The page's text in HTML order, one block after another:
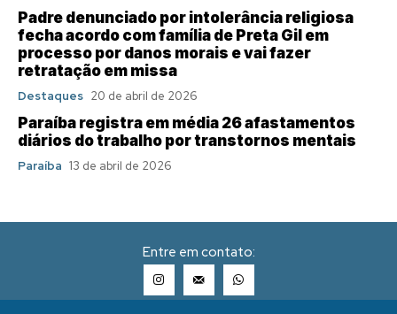
Padre denunciado por intolerância religiosa
fecha acordo com família de Preta Gil em
processo por danos morais e vai fazer
retratação em missa
Destaques 20 de abril de 2026
Paraíba registra em média 26 afastamentos
diários do trabalho por transtornos mentais
Paraíba 13 de abril de 2026
Entre em contato: